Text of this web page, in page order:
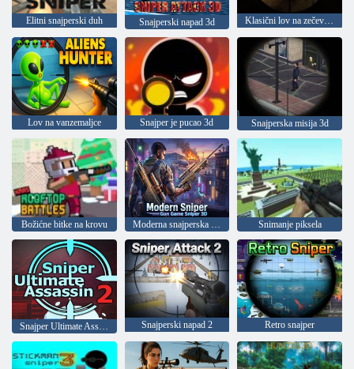
Elitni snajperski duh Snajperski napad 3d Klasični lov na zečeve 2019
Lov na vanzemaljce Snajper je pucao 3d Snajperska misija 3d
Božićne bitke na krovu Moderna snajperska igra 3D Snimanje piksela
Snajperski napad 2 Retro snajper